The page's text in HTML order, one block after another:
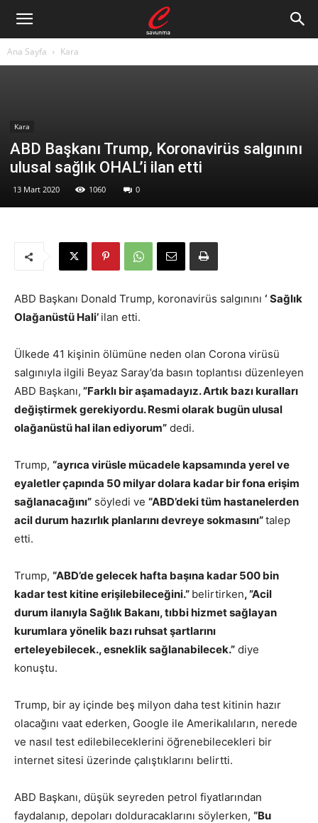
Ana Sayfa Kara
Kara
ABD Başkanı Trump, Koronavirüs salgınını
ulusal sağlık OHAL’i ilan etti
13 Mart 2020 1060 0
ABD Başkanı Donald Trump, koronavirüs salgınını ‘ Sağlık
Olağanüstü Hali’ ilan etti.
Ülkede 41 kişinin ölümüne neden olan Corona virüsü
salgınıyla ilgili Beyaz Saray’da basın toplantısı düzenleyen
ABD Başkanı, ”Farklı bir aşamadayız. Artık bazı kuralları
değiştirmek gerekiyordu. Resmi olarak bugün ulusal
olağanüstü hal ilan ediyorum” dedi.
Trump, “ayrıca virüsle mücadele kapsamında yerel ve
eyaletler çapında 50 milyar dolara kadar bir fona erişim
sağlanacağını” söyledi ve “ABD’deki tüm hastanelerden
acil durum hazırlık planlarını devreye sokmasını”talep
etti.
Trump, “ABD’de gelecek hafta başına kadar 500 bin
kadar test kitine erişilebileceğini.” belirtirken, ”Acil
durum ilanıyla Sağlık Bakanı, tıbbi hizmet sağlayan
kurumlara yönelik bazı ruhsat şartlarını
erteleyebilecek., esneklik sağlanabilecek.” diye
konuştu.
Trump, bir ay içinde beş milyon daha test kitinin hazır
olacağını vaat ederken, Google ile Amerikalıların, nerede
ve nasıl test edilebileceklerini öğrenebilecekleri bir
internet sitesi üzerinde çalıştıklarını belirtti.
ABD Başkanı, düşük seyreden petrol fiyatlarından
faydalanıp, depoları dolduracaklarını söylerken, “Bu